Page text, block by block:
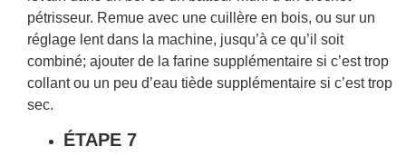
pétrisseur. Remue avec une cuillère en bois, ou sur un
réglage lent dans la machine, jusqu’à ce qu’il soit
combiné; ajouter de la farine supplémentaire si c’est trop
collant ou un peu d’eau tiède supplémentaire si c’est trop
sec.
ÉTAPE 7